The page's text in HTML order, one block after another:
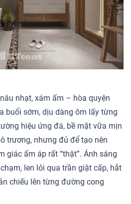
nhạt, xám ấm – hòa quyện
buổi sớm, dịu dàng ôm lấy từng
hiệu ứng đá, bề mặt vữa mịn
trương, nhưng đủ để tạo nên
giác ấm áp rất “thật”. Ánh sáng
len lỏi qua trần giật cấp, hắt
chiếu lên từng đường cong